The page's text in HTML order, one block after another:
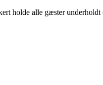
holde alle gæster